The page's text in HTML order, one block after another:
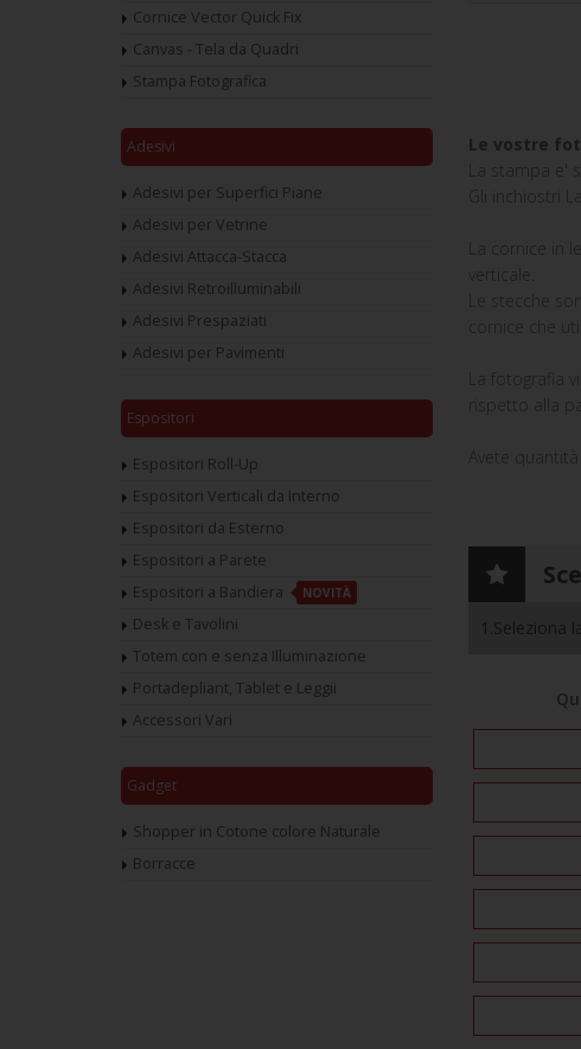
Cornice Vector Quick Fix
Canvas - Tela da Quadri
Stampa Fotografica
Adesivi
Adesivi per Superfici Piane
Adesivi per Vetrine
Adesivi Attacca-Stacca
Adesivi Retroilluminabili
Adesivi Prespaziati
Adesivi per Pavimenti
Espositori
Espositori Roll-Up
Espositori Verticali da Interno
Espositori da Esterno
Espositori a Parete
Espositori a Bandiera
NOVITÀ
Desk e Tavolini
Totem con e senza Illuminazione
Portadepliant, Tablet e Leggii
Accessori Vari
Gadget
Shopper in Cotone colore Naturale
Borracce
Le vostre
La stampa
Gli inchiostri
La cornice
verticale.
Le stecche
cornice che
La fotografia
rispetto alla
Avete
1.Seleziona